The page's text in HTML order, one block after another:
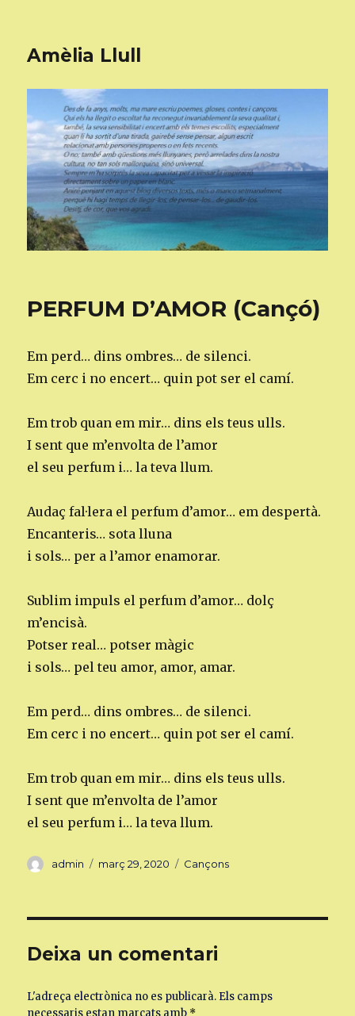
Amèlia Llull
PERFUM D’AMOR (Cançó)
Em perd… dins ombres… de silenci.
Em cerc i no encert… quin pot ser el camí.
Em trob quan em mir… dins els teus ulls.
I sent que m’envolta de l’amor
el seu perfum i… la teva llum.
Audaç fal·lera el perfum d’amor… em despertà.
Encanteris… sota lluna
i sols… per a l’amor enamorar.
Sublim impuls el perfum d’amor… dolç
m’encisà.
Potser real… potser màgic
i sols… pel teu amor, amor, amar.
Em perd… dins ombres… de silenci.
Em cerc i no encert… quin pot ser el camí.
Em trob quan em mir… dins els teus ulls.
I sent que m’envolta de l’amor
el seu perfum i… la teva llum.
Autor
admin
Publicat
març 29, 2020 Categories
Cançons
Deixa un comentari
L'adreça electrònica no es publicarà. Els camps
necessaris estan marcats amb *